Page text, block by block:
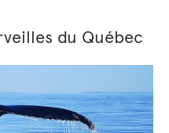
du Québec